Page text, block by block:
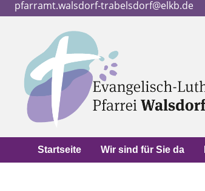
pfarramt.walsdorf-trabelsdorf@elkb.de
Startseite Wir sind für Sie da